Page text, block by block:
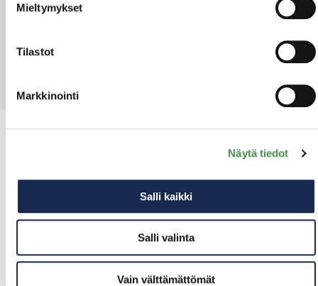
Mieltymykset
Tilastot
Markkinointi
Näytä tiedot
Salli kaikki
Salli valinta
Vain välttämättömät
LUONTOKESKUS
SAARISTOLOMAKESKUS